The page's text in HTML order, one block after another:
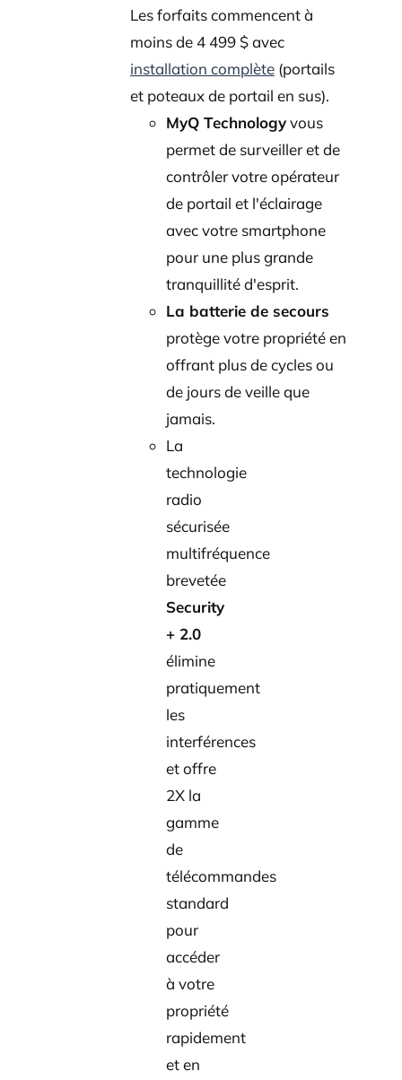
Les forfaits commencent à
moins de 4 499 $ avec
installation complète(portails
et poteaux de portail en sus).
MyQ Technologyvous
permet de surveiller et de
contrôler votre opérateur
de portail et l'éclairage
avec votre smartphone
pour une plus grande
tranquillité d'esprit.
La batterie de secours
protège votre propriété en
offrant plus de cycles ou
de jours de veille que
jamais.
La
technologie
radio
sécurisée
multifréquence
brevetée
Security
+ 2.0
élimine
pratiquement
les
interférences
et offre
2X la
gamme
de
télécommandes
standard
pour
accéder
à votre
propriété
rapidement
et en